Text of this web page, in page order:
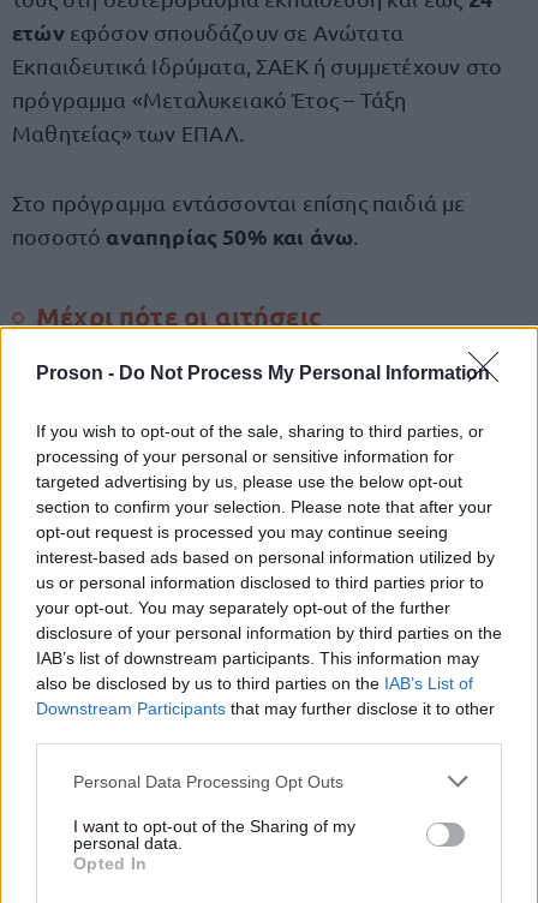
Proson - Do Not Process My Personal Information
If you wish to opt-out of the sale, sharing to third parties, or
processing of your personal or sensitive information for
targeted advertising by us, please use the below opt-out
section to confirm your selection. Please note that after your
opt-out request is processed you may continue seeing
interest-based ads based on personal information utilized by
us or personal information disclosed to third parties prior to
your opt-out. You may separately opt-out of the further
disclosure of your personal information by third parties on the
IAB’s list of downstream participants. This information may
also be disclosed by us to third parties on the IAB’s List of
Downstream Participants that may further disclose it to other
Please note that this website/app uses one or more Google
not limited to your visit or usage behaviour. You may click to
grant or deny consent to Google and its third-party tags to
use your data for below specified purposes in below Google
Personal Data Processing Opt Outs
I want to opt-out of the Sharing of my
personal data.
Opted In
ετώνεφόσον σπουδάζουν σε Ανώτατα
Εκπαιδευτικά Ιδρύματα, ΣΑΕΚ ή συμμετέχουν στο
πρόγραμμα «Μεταλυκειακό Έτος – Τάξη
Μαθητείας» των ΕΠΑΛ.
Στο πρόγραμμα εντάσσονται επίσης παιδιά με
ποσοστό αναπηρίας 50% και άνω
Μέχρι πότε οι αιτήσεις
Η ηλεκτρονική πλατφόρμα για την υποβολή των
θα παραμείνει διαθέσιμη έως και τηνΤετάρτη 15
Ιουλίου 2026 στις 23:59.
Οι αιτήσεις υποβάλλονται αποκλειστικά
ηλεκτρονικά μέσω της ειδικής εφαρμογής του
ΟΠΕΚΑ, ενώ ως ημερομηνία αναφοράς για τη
συμπλήρωση των ηλικιακών ορίων των τέκνων
θεωρείται η 31η Δεκεμβρίου 2026, ανεξάρτητα από
τον μήνα γέννησής τους.
Οι δικαιούχοι καλούνται να προχωρήσουν
έγκαιρα
στην υποβολή της αίτησήςτους και στον έλεγχο
των απαραίτητων δικαιολογητικών, προκειμένου